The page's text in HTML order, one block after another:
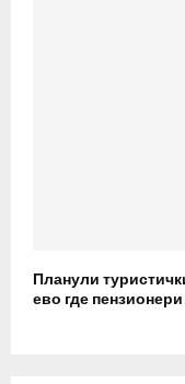
Планули
ево где